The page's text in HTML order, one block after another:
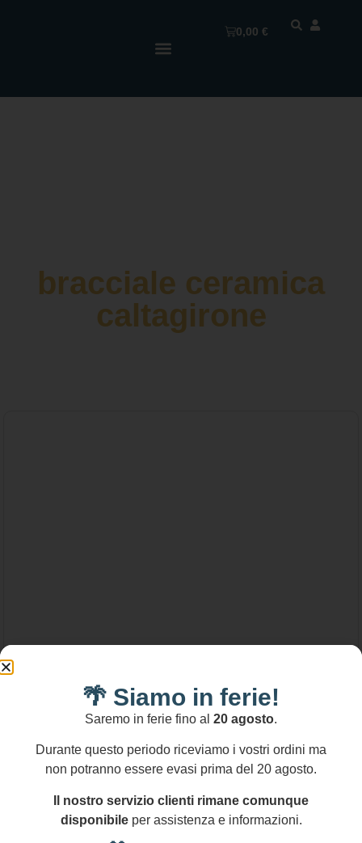
0,00€
bracciale ceramica
caltagirone
Bracciale mattonelle, Bracciale siciliano, con
mattonelle ceramica di caltagirone, fantasia
maiolica siciliana, varie fantasie.
Scegli
🌴 Siamo in ferie!
Saremo in ferie fino al 20 agosto.
Durante questo periodo riceviamo i vostri ordini ma
non potranno essere evasi prima del 20 agosto.
Il nostro servizio clienti rimane comunque
disponibileper assistenza e informazioni.